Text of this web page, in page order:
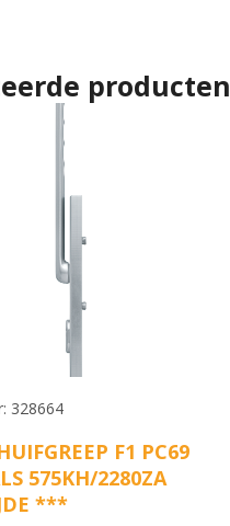
producten
328664
F1 PC69
575KH/2280ZA
***